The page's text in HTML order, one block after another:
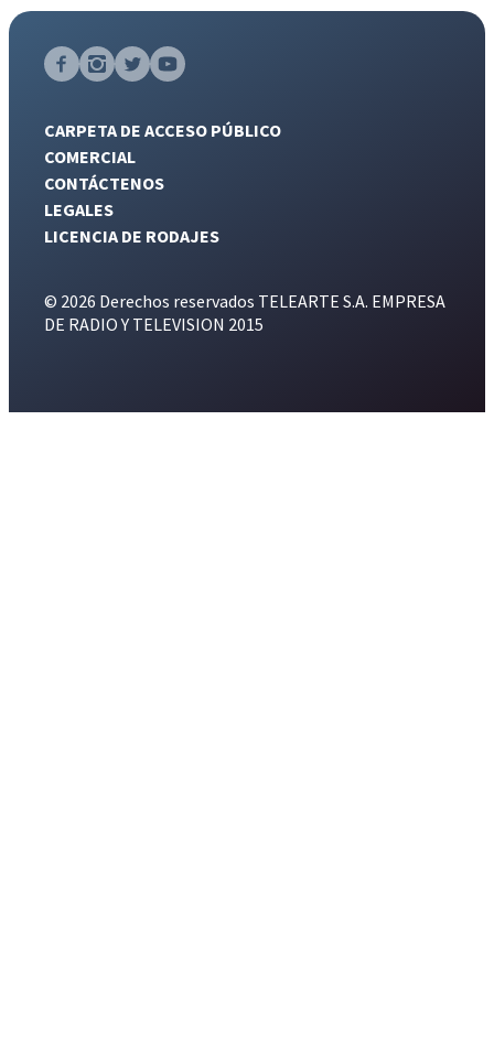
CARPETA DE ACCESO PÚBLICO
COMERCIAL
CONTÁCTENOS
LEGALES
LICENCIA DE RODAJES
© 2026 Derechos reservados TELEARTE S.A. EMPRESA
DE RADIO Y TELEVISION 2015